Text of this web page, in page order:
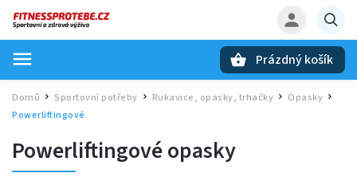
Prázdný košík
Domů / Sportovní potřeby Rukavice, opasky, trhačky / Opasky /
Powerliftingové
Powerliftingové opasky